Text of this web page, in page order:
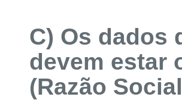
C) Os dados
devem estar
(Razão